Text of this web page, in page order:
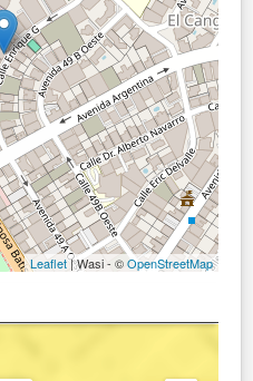
Leaflet| Wasi - ©OpenStreetMap